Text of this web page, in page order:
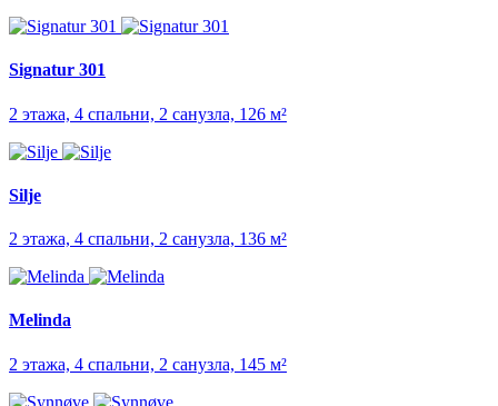
Signatur 301
2 этажа, 4 спальни, 2 санузла, 126 м²
Silje
2 этажа, 4 спальни, 2 санузла, 136 м²
Melinda
2 этажа, 4 спальни, 2 санузла, 145 м²